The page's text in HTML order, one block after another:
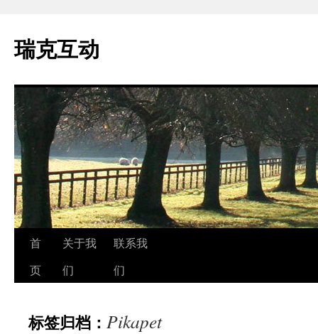
瑞克互动
跳
至
文
首
页
关于我
们
联系我
们
标签归档： Pikapet